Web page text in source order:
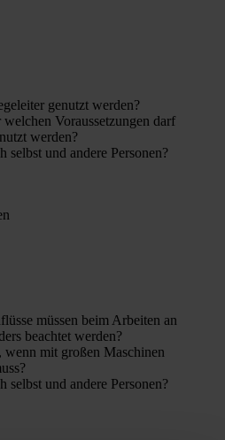
genutzt werden?
Voraussetzungen darf
werden?
selbst und andere Personen?
müssen beim Arbeiten an
beachtet werden?
wenn mit großen Maschinen
selbst und andere Personen?